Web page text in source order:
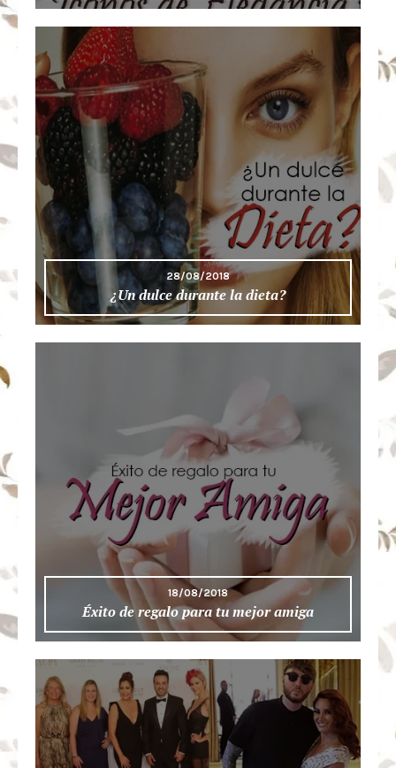
28/08/2018
¿Un dulce durante la dieta?
18/08/2018
Éxito de regalo para tu mejor amiga